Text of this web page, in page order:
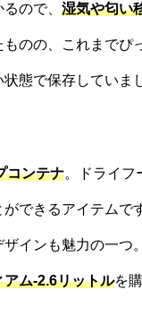
ので、 湿気や匂い
のの、これまでぴ
態で保存していま
コンテナ。ドライフ
できるアイテムで
インも魅力の一つ
ム-2.6リットルを